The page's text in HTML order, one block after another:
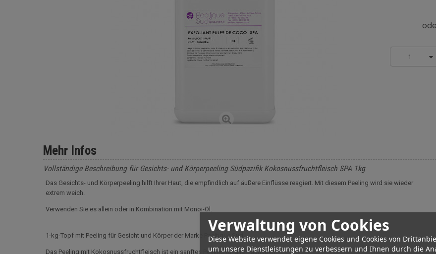
Verwaltung von Cookies
Diese Website verwendet eigene Cookies und Cookies von
um unsere Dienstleistungen zu verbessern und Ihnen durch die
1
Mehr Infos
Vollständige Beschreibung für Gesichts- und Körperpeeling Südpazifik Kokosnussfruchtfleisch SPA 1kg
Das Gesichts- und Körperpeeling hilft Ihrer Haut, die empfindlich auf äußere Einflüsse reagiert. Mit diesem Peeling wird sie wieder
extrem weich.
Verwenden Sie es allein oder in Kombination mit Monoi-Öl.
1-kg-Topf mit Peeling für Gesicht und Körper der Marke Pacifique Sud.
Das Peeling mit Kokosnussfruchtfleisch ist ein sanftes Peeling für alle Hauttypen.